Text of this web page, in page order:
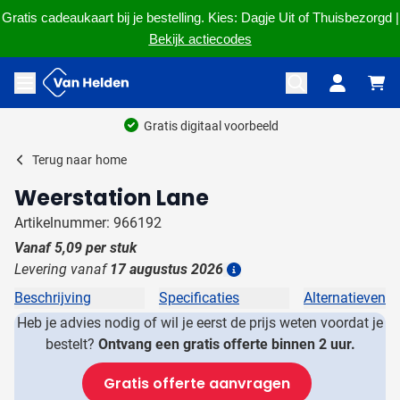
Gratis cadeaukaart bij je bestelling. Kies: Dagje Uit of Thuisbezorgd |
Bekijk actiecodes
Ga naar de inhoud
Menu openen
Gratis digitaal voorbeeld
Terug naar home
Weerstation Lane
Artikelnummer: 966192
Vanaf5,09 per stuk
Levering vanaf 17 augustus 2026
Beschrijving Specificaties
Alternatieven
Heb je advies nodig of wil je eerst de prijs weten voordat je
bestelt? Ontvang een gratis offerte binnen 2 uur.
Gratis offerte aanvragen